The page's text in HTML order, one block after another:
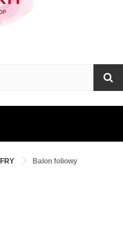
Balon foliowy